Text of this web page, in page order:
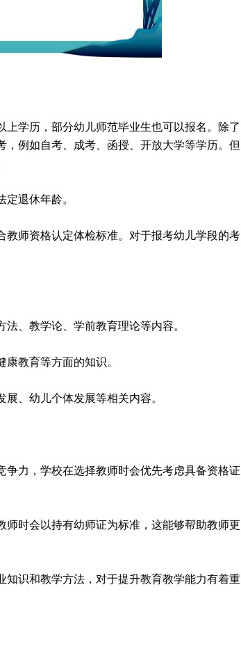
学历，部分幼儿师范毕业生也可以报名。除了
例如自考、成考、函授、开放大学等学历。但
退休年龄。
教师资格认定体检标准。对于报考幼儿学段的考
、教学论、学前教育理论等内容。
教育等方面的知识。
、幼儿个体发展等相关内容。
争力，学校在选择教师时会优先考虑具备资格证
师时会以持有幼师证为标准，这能够帮助教师更
知识和教学方法，对于提升教育教学能力有着重